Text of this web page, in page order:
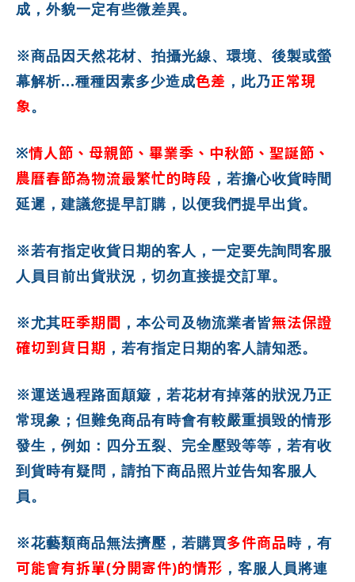
成，外貌一定有些微差異。
※商品因天然花材、拍攝光線、環境、後製或螢
幕解析...種種因素多少造成色差 ，此乃正常現
象。
※情人節、母親節、畢業季、中秋節、聖誕節、
農曆春節為物流最繁忙的時段 ，若擔心收貨時間
延遲，建議您提早訂購，以便我們提早出貨。
※若有指定收貨日期的客人，一定要先詢問客服
人員目前出貨狀況，切勿直接提交訂單。
※尤其旺季期間 ，本公司及物流業者皆無法保證
確切到貨日期 ，若有指定日期的客人請知悉。
※運送過程路面顛簸，若花材有掉落的狀況乃正
常現象；但難免商品有時會有較嚴重損毀的情形
發生，例如：四分五裂、完全壓毀等等，若有收
到貨時有疑問，請拍下商品照片並告知客服人
員。
※花藝類商品無法擠壓，若購買多件商品 時，有
可能會有拆單(分開寄件)的情形 ，客服人員將連